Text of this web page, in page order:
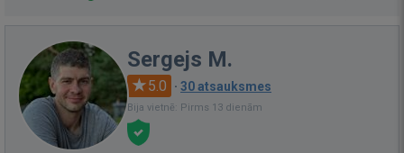
Sergejs M.
5.0 · 30 atsauksmes
Bija vietnē: Pirms 13 dienām